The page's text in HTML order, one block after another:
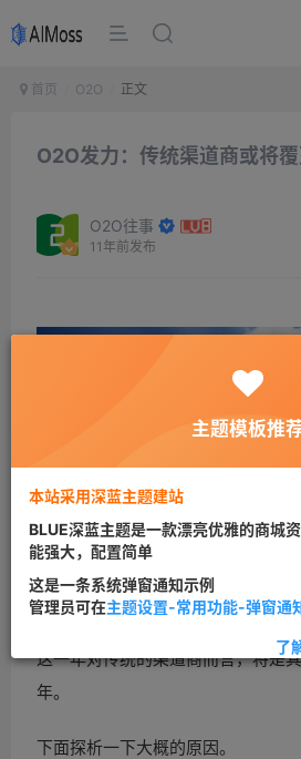
首页 O2O 正文
O2O发力：传统渠道商或将
O2O往事
11年前发布
这一年对传统的渠道商而言，将是
年。
下面探析一下大概的原因。
主题模板推
本站采用深蓝主题建站
BLUE深蓝主题是一款漂亮优雅的商城
能强大，配置简单
这是一条系统弹窗通知示例
管理员可在主题设置-常用功能-弹窗通
了